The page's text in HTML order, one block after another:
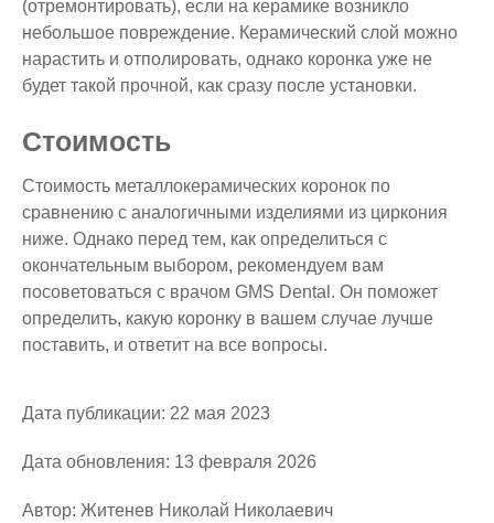
(отремонтировать), если на керамике возникло
небольшое повреждение. Керамический слой можно
нарастить и отполировать, однако коронка уже не
будет такой прочной, как сразу после установки.
Стоимость
Стоимость металлокерамических коронок по
сравнению с аналогичными изделиями из циркония
ниже. Однако перед тем, как определиться с
окончательным выбором, рекомендуем вам
посоветоваться с врачом GMS Dental. Он поможет
определить, какую коронку в вашем случае лучше
поставить, и ответит на все вопросы.
Дата публикации: 22 мая 2023
Дата обновления: 13 февраля 2026
Автор: Житенев Николай Николаевич